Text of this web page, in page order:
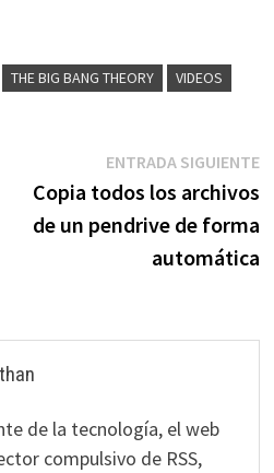
THE BIG BANG THEORY VIDEOS
ENTRADA SIGUIENTE
Copia todos los archivos
de un pendrive de forma
automática
de la tecnología, el web
compulsivo de RSS,